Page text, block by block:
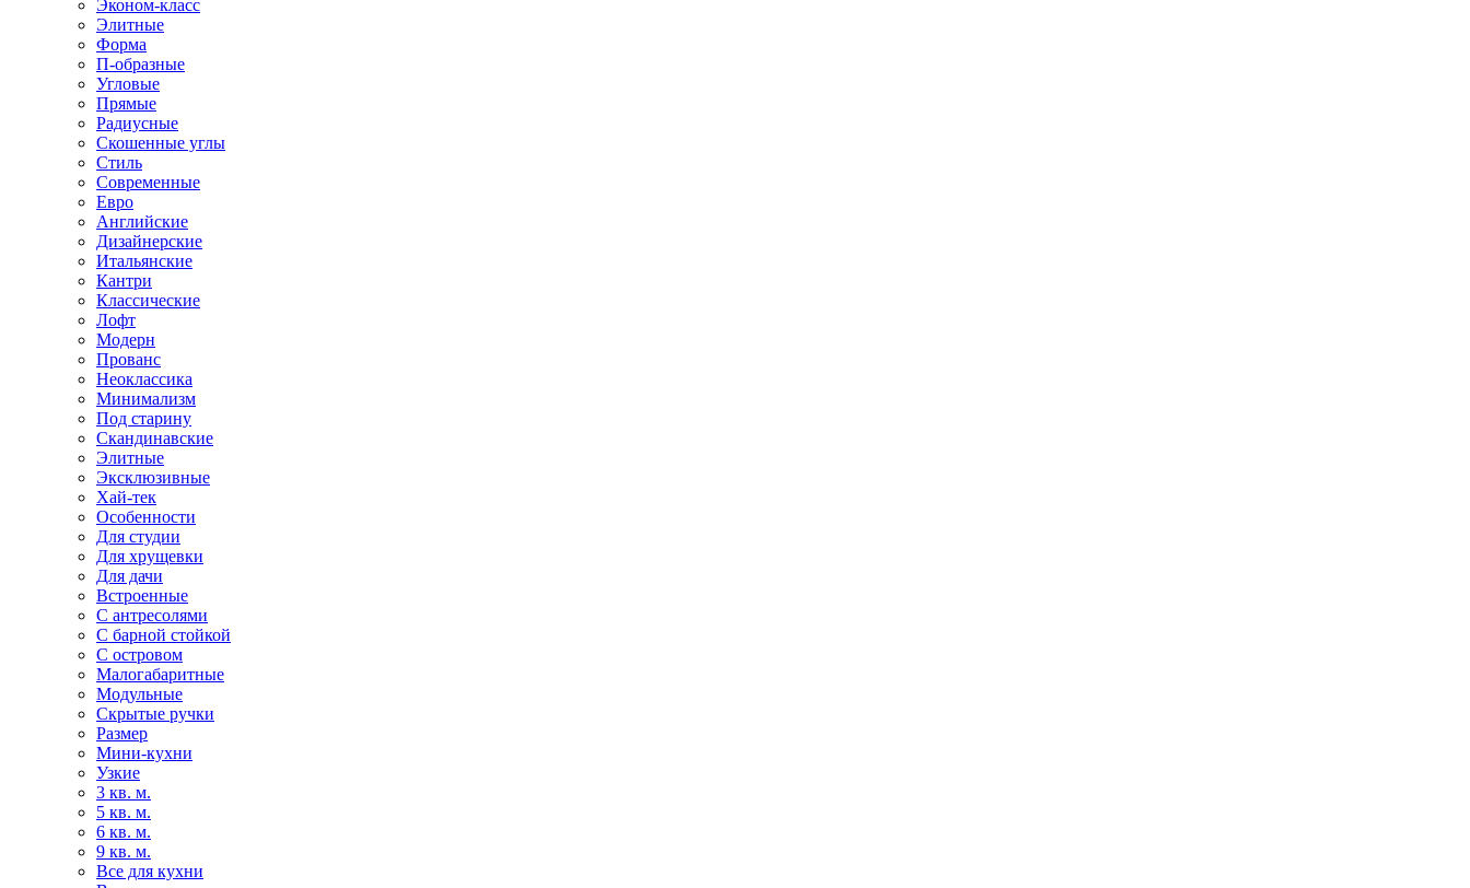
Эконом-класс
Элитные
Форма
П-образные
Угловые
Прямые
Радиусные
Скошенные углы
Стиль
Современные
Евро
Английские
Дизайнерские
Итальянские
Кантри
Классические
Лофт
Модерн
Прованс
Неоклассика
Минимализм
Под старину
Скандинавские
Элитные
Эксклюзивные
Хай-тек
Особенности
Для студии
Для хрущевки
Для дачи
Встроенные
С антресолями
С барной стойкой
С островом
Малогабаритные
Модульные
Скрытые ручки
Размер
Мини-кухни
Узкие
3 кв. м.
5 кв. м.
6 кв. м.
9 кв. м.
Все для кухни